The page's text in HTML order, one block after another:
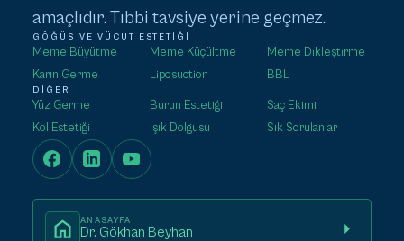
amaçlıdır. Tıbbi tavsiye yerine geçmez.
GÖĞÜS VE VÜCUT ESTETIĞI
Meme Büyütme Meme Küçültme
Meme Dikleştirme
Karın Germe
Liposuction BBL
DIĞER
Yüz Germe Burun Estetiği
Saç Ekimi
Kol Estetiği
Işık Dolgusu Sık Sorulanlar
ANASAYFA
Dr. Gökhan Beyhan